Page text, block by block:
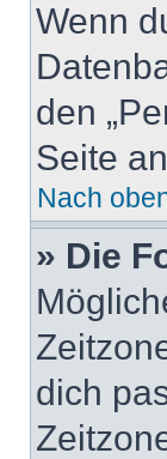
Wenn
den
Seite
Nach
» Die
dich